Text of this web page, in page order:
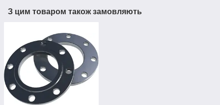
З цим товаром також замовляють